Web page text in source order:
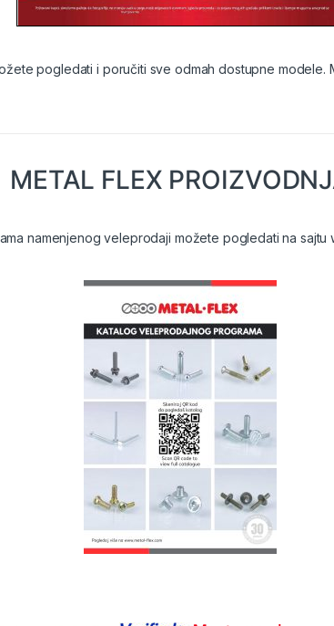
pogledati i poručiti sve odmah dostupne modele.
METAL FLEX
namenjenog veleprodaji možete pogledati na sajtu